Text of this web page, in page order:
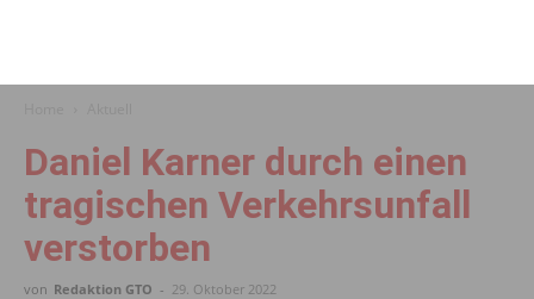
Daniel Karner durch einen
tragischen Verkehrsunfall
verstorben
von Redaktion GTO - 29. Oktober 2022